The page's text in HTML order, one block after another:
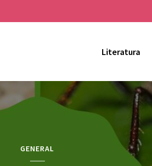
Literatura
GENERAL